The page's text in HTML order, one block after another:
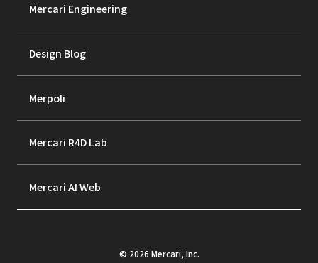
Mercari Engineering
Design Blog
Merpoli
Mercari R4D Lab
Mercari AI Web
© 2026 Mercari, Inc.